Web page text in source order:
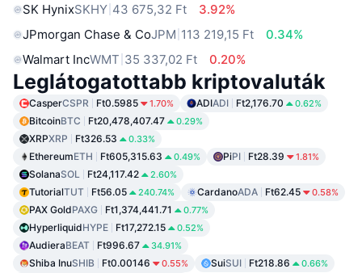
SK HynixSKHY 43 675,32 Ft
3.92%
JPmorgan Chase & CoJPM 113 219,15 Ft
0.34%
Walmart IncWMT 35 337,02 Ft 0.20%
Leglátogatottabb kriptovaluták
CasperCSPR Ft0.5985 1.70% ADIADI Ft2,176.70 0.62%
BitcoinBTC Ft20,478,407.47 0.29%
XRPXRP Ft326.53 0.33%
EthereumETH Ft605,315.63 0.49% PiPI Ft28.39 1.81%
SolanaSOL Ft24,117.42 2.60%
TutorialTUT Ft56.05 240.74% CardanoADA Ft62.45 0.58%
PAX GoldPAXG Ft1,374,441.71 0.77%
HyperliquidHYPE Ft17,272.15 0.52%
AudieraBEAT Ft996.67 34.91%
Shiba InuSHIB Ft0.00146 0.55% SuiSUI Ft218.86 0.66%